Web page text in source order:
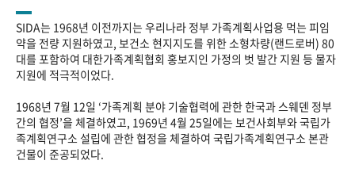
기록물 아카이브
사진 아카이브 문서 기록물 행정박물 영상 기록물
성과 50선 숫자로 보는 50년 50+1주년 광장
세계와 함께 한 KIHASA
SIDA는 1968년 이전까지는 우리나라 정부 가족계획사업용 먹는 피임
약을 전량 지원하였고, 보건소 현지지도를 위한 소형차량(랜드로버) 80
대를 포함하여 대한가족계획협회 홍보지인 가정의 벗 발간 지원 등 물자
지원에 적극적이었다.
1968년 7월 12일 ‘가족계획 분야 기술협력에 관한 한국과 스웨덴 정부
간의 협정’을 체결하였고, 1969년 4월 25일에는 보건사회부와 국립가
족계획연구소 설립에 관한 협정을 체결하여 국립가족계획연구소 본관
건물이 준공되었다.